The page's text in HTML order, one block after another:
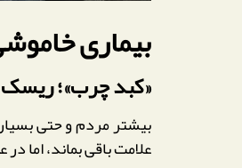
بیماری
«کبد چرب»؛
بیشتر مردم و حتی
علامت باقی بماند، اما